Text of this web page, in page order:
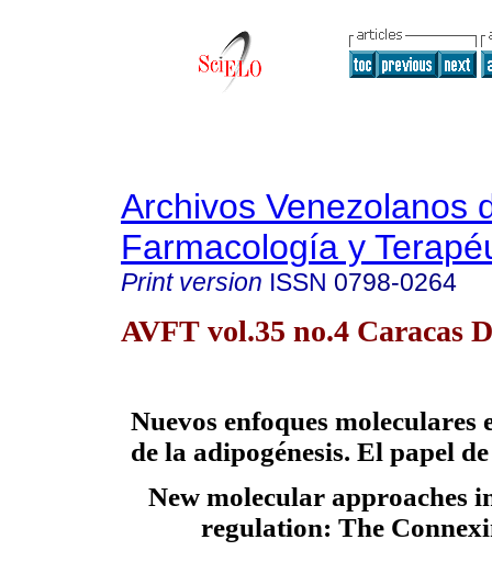
Archivos Venezolanos
Farmacología y
Print version ISSN 0798-0264
AVFT vol.35 no.4 Caracas
Nuevos enfoques moleculares
de la adipogénesis. El papel
New molecular approaches
regulation: The